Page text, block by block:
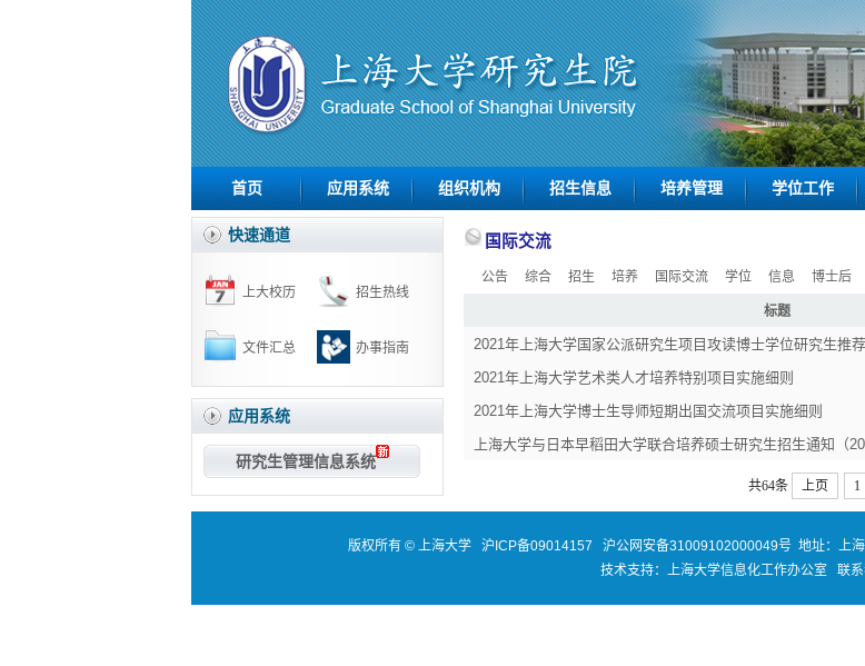
首页 应用系统 组织机构 招生信息 培养管理 学位工作
快速通道
上大校历 招生热线
文件汇总 办事指南
应用系统
研究生管理信息系统
国际交流
公告 综合 招生 培养 国际交流 学位 信息 博士后
标题
2021年上海大学国家公派研究生项目攻读博士学位研究生推
2021年上海大学艺术类人才培养特别项目实施细则
2021年上海大学博士生导师短期出国交流项目实施细则
上海大学与日本早稻田大学联合培养硕士研究生招生通知（
共64条 上页 1
版权所有 ©上海大学 沪ICP备09014157 沪公网安备31009102000049号地址：上
技术支持： 上海大学信息化工作办公室 联系